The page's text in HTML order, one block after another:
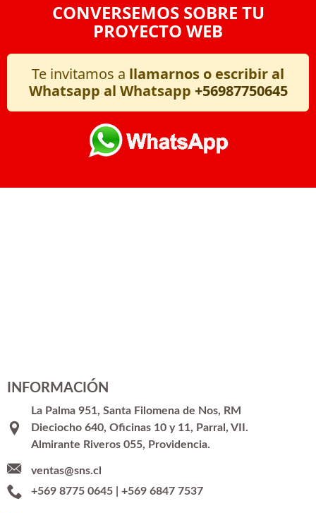
CONVERSEMOS SOBRE TU
PROYECTO WEB
Te invitamos a llamarnos o escribir al
Whatsapp al Whatsapp +56987750645
INFORMACIÓN
La Palma 951, Santa Filomena de Nos, RM
Dieciocho 640, Oficinas 10 y 11, Parral, VII.
Almirante Riveros 055, Providencia.
ventas@sns.cl
+569 8775 0645| +569 6847 7537